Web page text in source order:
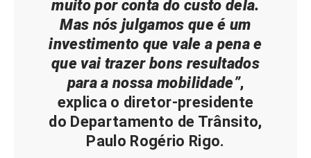
muito por conta do custo dela.
Mas nós julgamos que é um
investimento que vale a pena e
que vai trazer bons resultados
para a nossa mobilidade”,
explica o diretor-presidente
do Departamento de Trânsito,
Paulo Rogério Rigo.